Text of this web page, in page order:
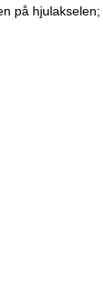
på hjulakselen;